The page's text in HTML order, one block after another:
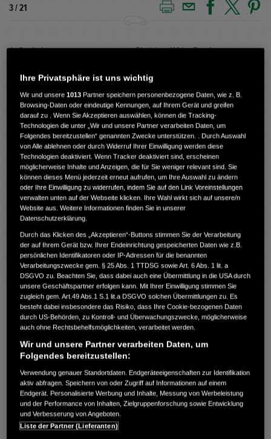
3 / 21
Außenfarbe Platinium White Pearl
Innenausstattung Vollleder
Kilometerstand 5.300 km
Kraftstoffart Elektro
Getriebe Automatik
Türen 5
Leistung 150 kW / 204 PS
Hubraum
Erstzulassung 10.2025
Bauart SUV
AUTOHAUS WIESBÖCK GMBH
Kufsteiner Str. 98
83026 Rosenheim
RUFEN SIE UNS AN:
08031 901070
Route planen
Händlerbestand anzeigen
Dealer Website anzeigen
Händler kontaktieren
Ihre Privatsphäre ist uns wichtig
Wir und unsere1013 Partner speichern personenbezogene Daten, wie z. B.
Browsing-Daten oder eindeutige Kennungen, auf Ihrem Gerät und greifen
darauf zu . Wenn Sie Akzeptieren auswählen, können die Tracking-
Technologien die unter „Wir und unsere Partner verarbeiten Daten, um
Folgendes bereitzustellen“ genannten Zwecke unterstützen. . Durch Auswahl
von Alle ablehnen oder durch Widerruf Ihrer Einwilligung werden diese
Technologien deaktiviert. Wenn Tracker deaktiviert sind, erscheinen
möglicherweise Inhalte und Anzeigen, die für Sie weniger relevant sind. Sie
können dieses Menü jederzeit erneut aufrufen, um Ihre Auswahl zu ändern
oder Ihre Einwilligung zu widerrufen, indem Sie auf den Link Voreinstellungen
verwalten unten auf der Webseite klicken. Ihre Wahl wirkt sich auf unsere/n
Website aus. Weitere Informationen finden Sie in unserer
Datenschutzerklärung.
Durch das Klicken des „Akzeptieren“-Buttons stimmen Sie der Verarbeitung
der auf Ihrem Gerät bzw. Ihrer Endeinrichtung gespeicherten Daten wie z.B.
persönlichen Identifikatoren oder IP-Adressen für die benannten
Verarbeitungszwecke gem. § 25 Abs. 1 TTDSG sowie Art. 6 Abs. 1 lit. a
DSGVO zu. Beachten Sie, dass dabei auch eine Übermittlung in die USA durch
unsere Geschäftspartner erfolgen kann. Mit Ihrer Einwilligung stimmen Sie
zugleich gem. Art.49 Abs.1 S.1 lit.a DSGVO solchen Übermittlungen zu. Es
besteht dabei insbesondere das Risiko, dass Ihre Cookie-bezogenen Daten
durch US-Behörden, zu Kontroll- und Überwachungszwecke, möglicherweise
auch ohne Rechtsbehelfsmöglichkeiten, verarbeitet werden.
Wir und unsere Partner verarbeiten Daten, um
Folgendes bereitzustellen:
Verwendung genauer Standortdaten. Endgeräteeigenschaften zur Identifikation
aktiv abfragen. Speichern von oder Zugriff auf Informationen auf einem
Endgerät. Personalisierte Werbung und Inhalte, Messung von Werbeleistung
und der Performance von Inhalten, Zielgruppenforschung sowie Entwicklung
und Verbesserung von Angeboten.
Liste der Partner (Lieferanten)